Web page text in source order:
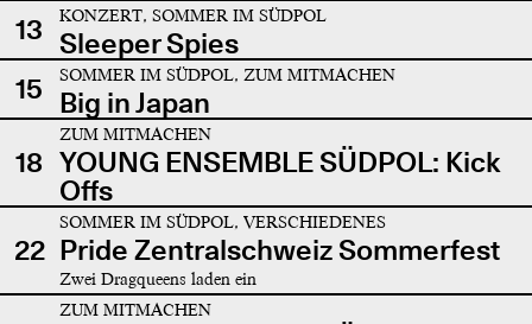
13
KONZERT, SOMMER IM SÜDPOL
Sleeper Spies
15
SOMMER IM SÜDPOL, ZUM MITMACHEN
Big in Japan
18
ZUM MITMACHEN
YOUNG ENSEMBLE SÜDPOL: Kick
Offs
22
SOMMER IM SÜDPOL, VERSCHIEDENES
Pride Zentralschweiz Sommerfest
Zwei Dragqueens laden ein
ZUM MITMACHEN